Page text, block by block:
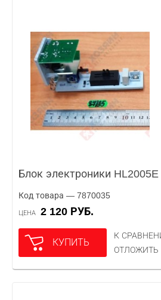
Блок электроники
Код товара — 7870035
ЦЕНА 2 120 РУБ.
КУПИТЬ
К
ОТЛОЖИТЬ